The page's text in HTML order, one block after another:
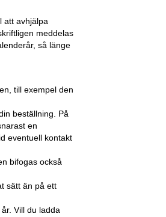
att avhjälpa
meddelas
så länge
till exempel den
beställning. På
en
eventuell kontakt
bifogas också
sätt än på ett
Vill du ladda